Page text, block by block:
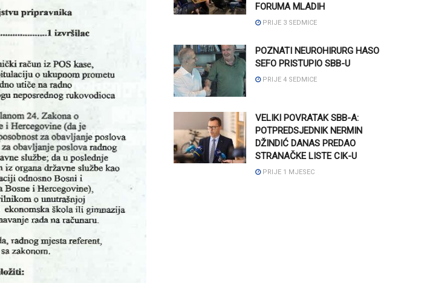
FORUMA MLADIH
PRIJE 3 SEDMICE
POZNATI NEUROHIRURG HASO
SEFO PRISTUPIO SBB-U
PRIJE 4 SEDMICE
VELIKI POVRATAK SBB-A:
POTPREDSJEDNIK NERMIN
DŽINDIĆ DANAS PREDAO
STRANAČKE LISTE CIK-U
PRIJE 1 MJESEC